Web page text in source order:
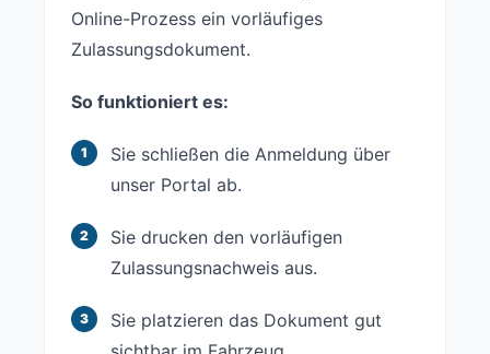
Online-Prozess ein vorläufiges
Zulassungsdokument.
So funktioniert es:
Sie schließen die Anmeldung über
unser Portal ab.
Sie drucken den vorläufigen
Zulassungsnachweis aus.
Sie platzieren das Dokument gut